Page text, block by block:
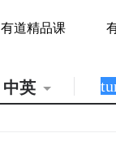
有道精品课
中英